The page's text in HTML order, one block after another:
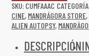
SKU: CUMFAAAC
CINE, MANDRÁGORA STORE,
ALIEN AUTOPSY,
DESCRIPCIÓN